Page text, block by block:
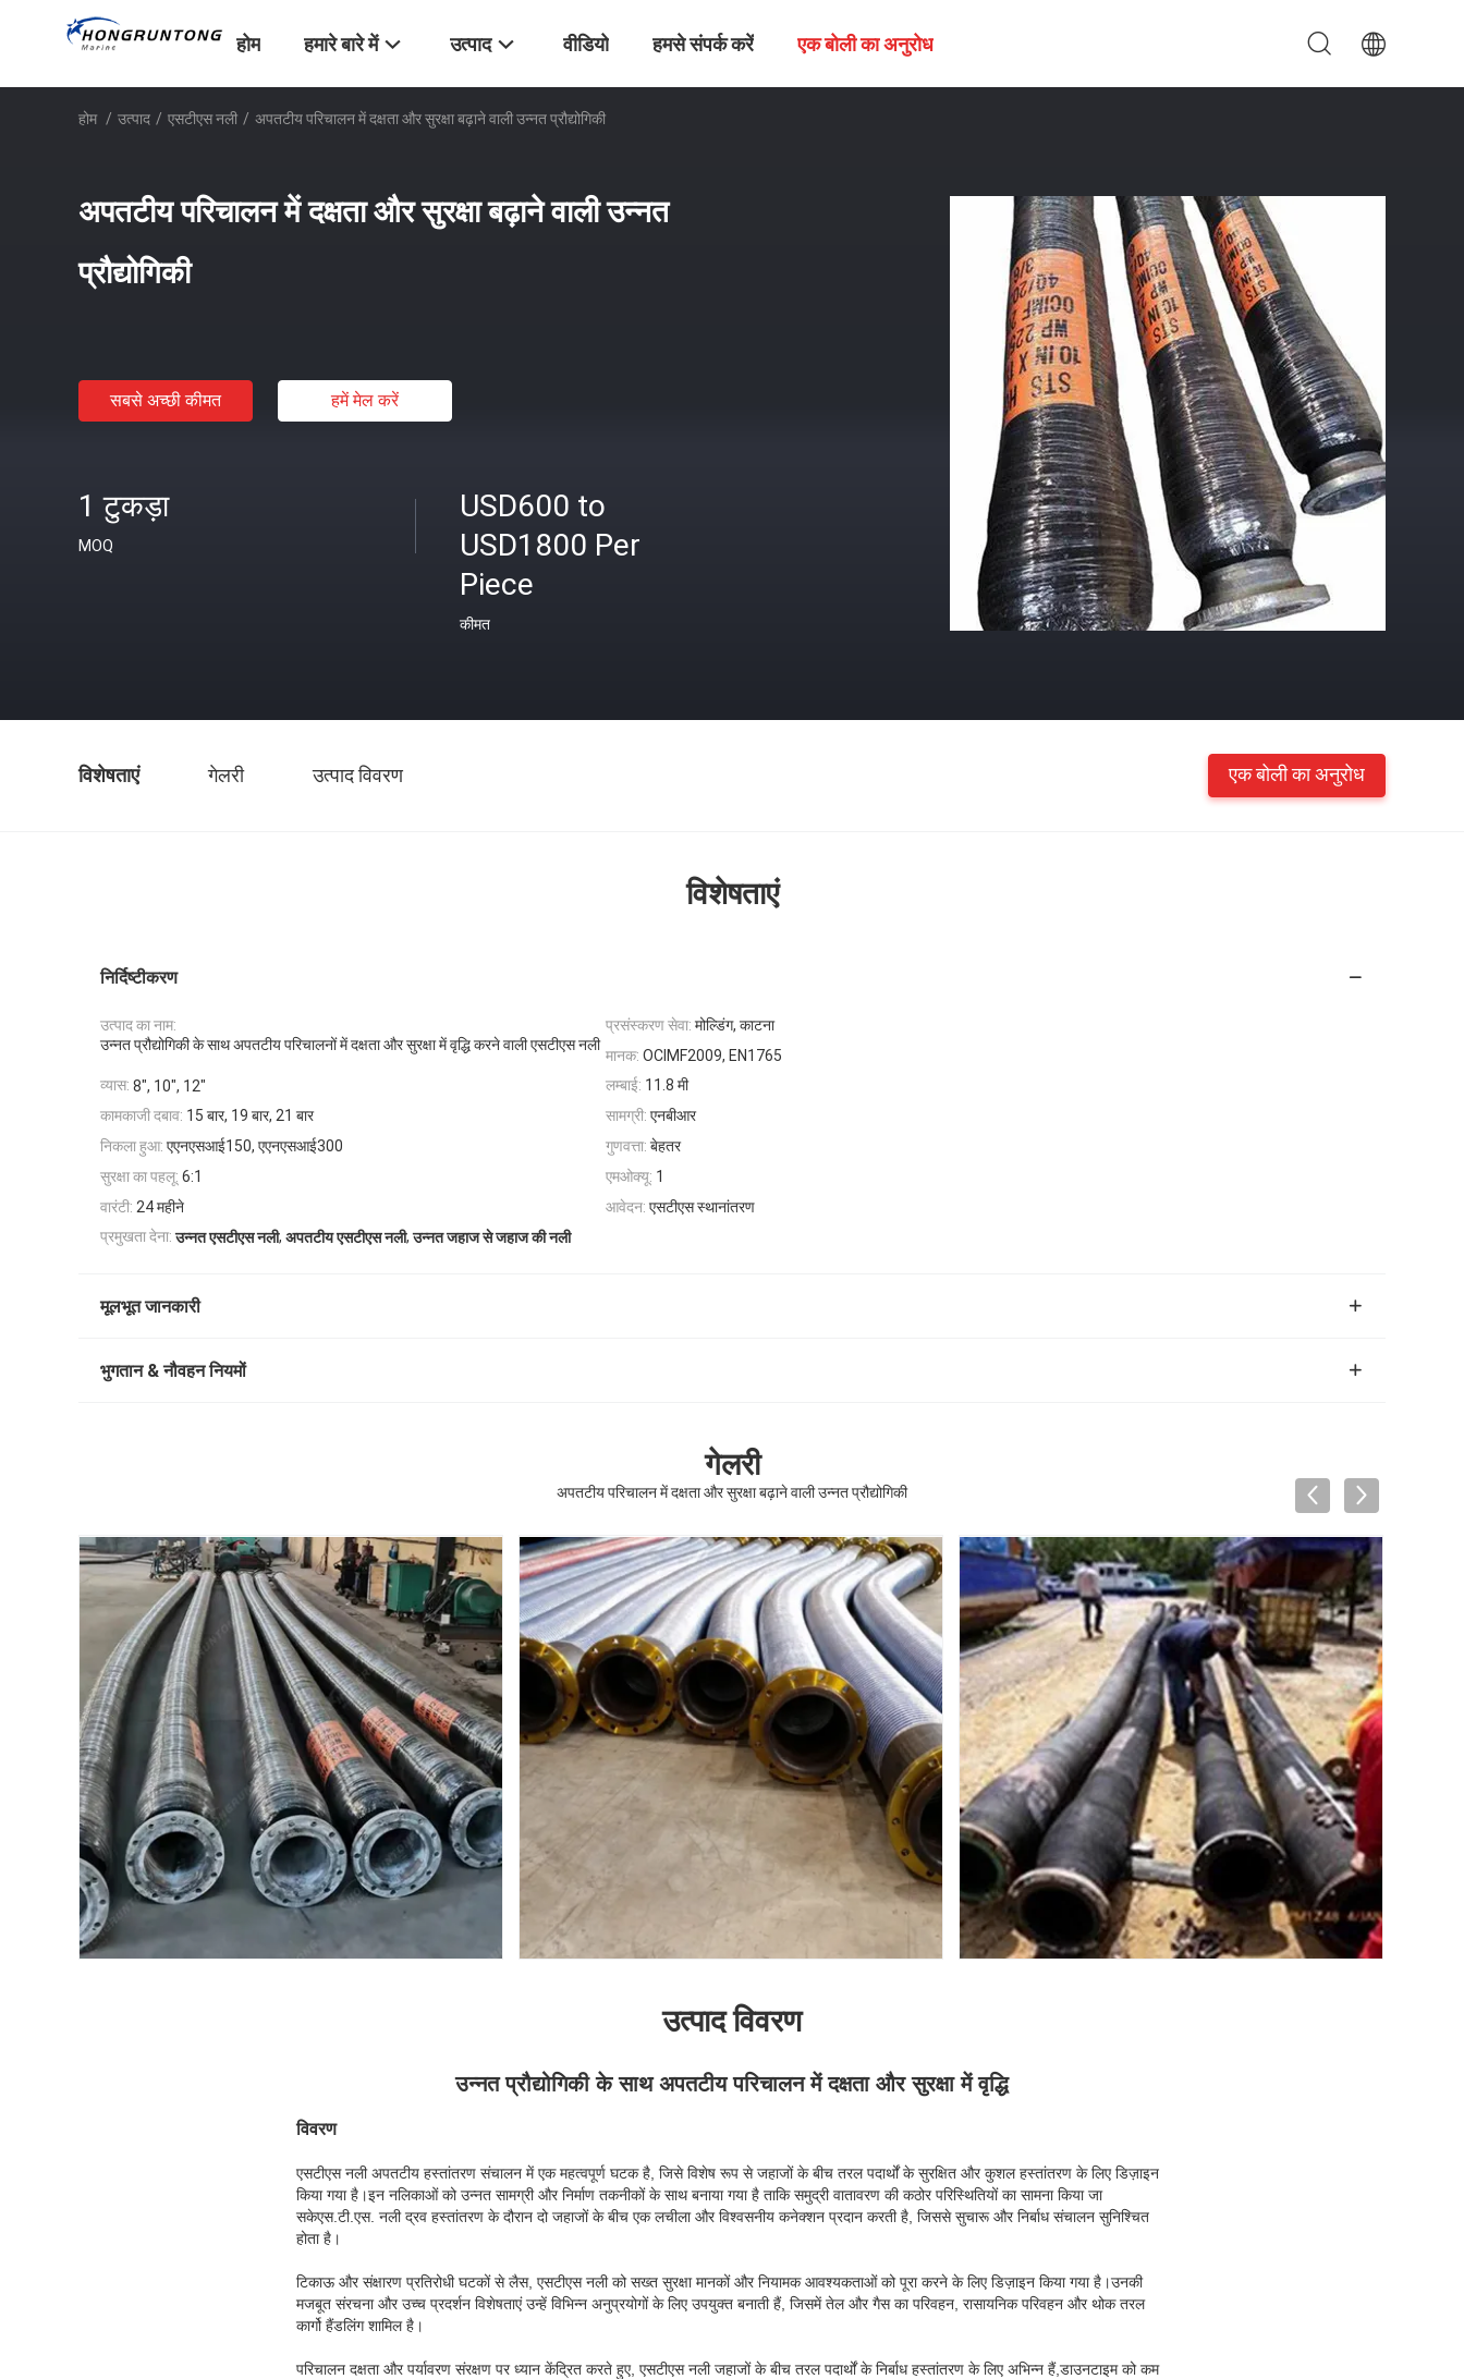
होम हमारे बारे में उत्पाद वीडियो हमसे संपर्क करें एक बोली का अनुरोध
होम / उत्पाद / एसटीएस नली / अपतटीय परिचालन में दक्षता और सुरक्षा बढ़ाने वाली उन्नत प्रौद्योगिकी
अपतटीय परिचालन में दक्षता और सुरक्षा बढ़ाने वाली उन्नत
प्रौद्योगिकी
सबसे अच्छी कीमत हमें मेल करें
1 टुकड़ा
MOQ
USD600 to
USD1800 Per
Piece
कीमत
विशेषताएं गेलरी उत्पाद विवरण एक बोली का अनुरोध
विशेषताएं
निर्दिष्टीकरण
उत्पाद का नाम:
उन्नत प्रौद्योगिकी के साथ अपतटीय परिचालनों में दक्षता और सुरक्षा में वृद्धि करने वाली एसटीएस नली
प्रसंस्करण सेवा: मोल्डिंग, काटना
मानक: OCIMF2009, EN1765
व्यास: 8", 10", 12" लम्बाई: 11.8 मी
कामकाजी दबाव: 15 बार, 19 बार, 21 बार सामग्री: एनबीआर
निकला हुआ: एएनएसआई150, एएनएसआई300 गुणवत्ता: बेहतर
सुरक्षा का पहलू: 6:1 एमओक्यू: 1
वारंटी: 24 महीने आवेदन: एसटीएस स्थानांतरण
प्रमुखता देना: उन्नत एसटीएस नली, अपतटीय एसटीएस नली,उन्नत जहाज से जहाज की नली
मूलभूत जानकारी
भुगतान & नौवहन नियमों
गेलरी
अपतटीय परिचालन में दक्षता और सुरक्षा बढ़ाने वाली उन्नत प्रौद्योगिकी
उत्पाद विवरण
उन्नत प्रौद्योगिकी के साथ अपतटीय परिचालन में दक्षता और सुरक्षा में वृद्धि
विवरण
एसटीएस नली अपतटीय हस्तांतरण संचालन में एक महत्वपूर्ण घटक है, जिसे विशेष रूप से जहाजों के बीच तरल पदार्थों के सुरक्षित और कुशल हस्तांतरण के लिए डिज़ाइन
किया गया है।इन नलिकाओं को उन्नत सामग्री और निर्माण तकनीकों के साथ बनाया गया है ताकि समुद्री वातावरण की कठोर परिस्थितियों का सामना किया जा
सकेएस.टी.एस. नली द्रव हस्तांतरण के दौरान दो जहाजों के बीच एक लचीला और विश्वसनीय कनेक्शन प्रदान करती है, जिससे सुचारू और निर्बाध संचालन सुनिश्चित
होता है।
टिकाऊ और संक्षारण प्रतिरोधी घटकों से लैस, एसटीएस नली को सख्त सुरक्षा मानकों और नियामक आवश्यकताओं को पूरा करने के लिए डिज़ाइन किया गया है।उनकी
मजबूत संरचना और उच्च प्रदर्शन विशेषताएं उन्हें विभिन्न अनुप्रयोगों के लिए उपयुक्त बनाती हैं, जिसमें तेल और गैस का परिवहन, रासायनिक परिवहन और थोक तरल
कार्गो हैंडलिंग शामिल है।
परिचालन दक्षता और पर्यावरण संरक्षण पर ध्यान केंद्रित करते हुए, एसटीएस नली जहाजों के बीच तरल पदार्थों के निर्बाध हस्तांतरण के लिए अभिन्न हैं,डाउनटाइम को कम